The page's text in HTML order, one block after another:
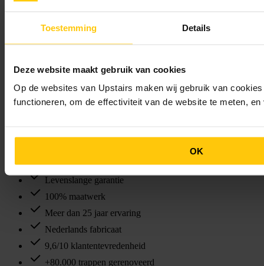
Toestemming Details
Deze website maakt gebruik van cookies
Op de websites van Upstairs maken wij gebruik van
functioneren, om de effectiviteit van de website te meten,
OK
Levenslange garantie
100% maatwerk
Meer dan 25 jaar ervaring
Nederlands fabricaat
9,6/10 klantentevredenheid
+80.000 trappen gerenoveerd